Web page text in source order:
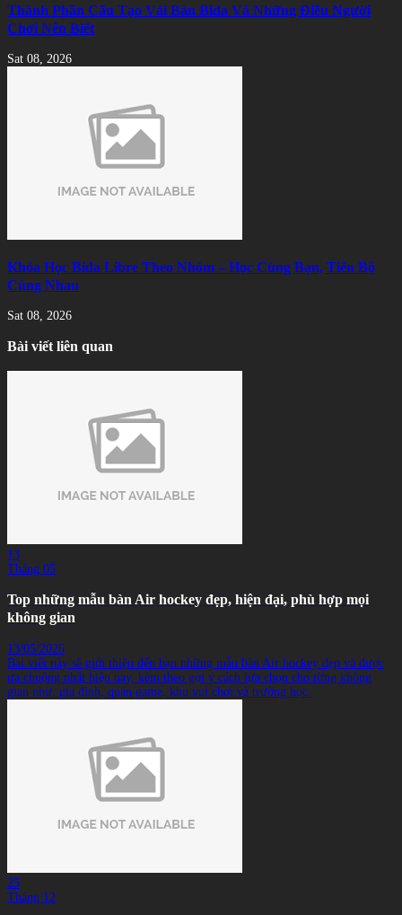
Thành Phần Cấu Tạo Vải Bàn Bida Và Những Điều Người
Chơi Nên Biết
Sat 08, 2026
Khóa Học Bida Libre Theo Nhóm – Học Cùng Bạn, Tiến Bộ
Cùng Nhau
Sat 08, 2026
Bài viết liên quan
13
Tháng 05
Top những mẫu bàn Air hockey đẹp, hiện đại, phù hợp mọi
không gian
13/05/2026
Bài viết này sẽ giới thiệu đến bạn những mẫu bàn Air hockey đẹp và được
ưa chuộng nhất hiện nay, kèm theo gợi ý cách lựa chọn cho từng không
gian như: gia đình, quán game, khu vui chơi và trường học.
25
Tháng 12